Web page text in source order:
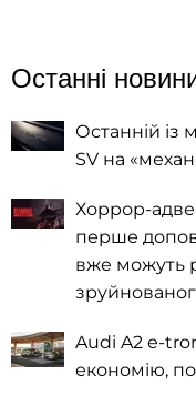
Останні
Останній із
SV на
Хоррор-
перше
вже можуть
Audi A2 e-
економію,